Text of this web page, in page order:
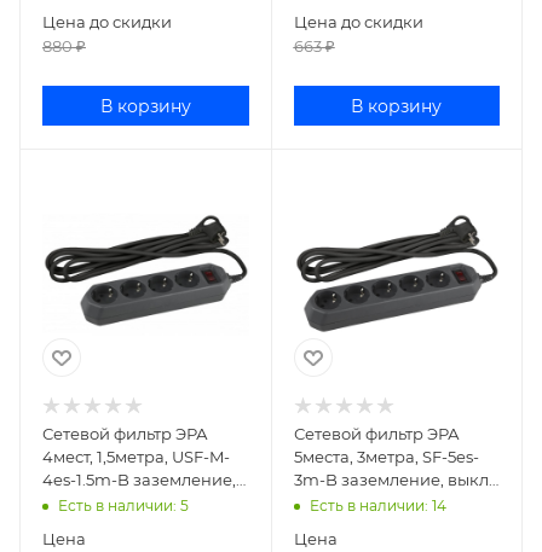
Цена до скидки
880₽
В корзину
Цена до скидки
663₽
В корзину
Сетевой фильтр ЭРА
4мест, 1,5метра, USF-M-
4es-1.5m-B заземление,
выкл, черный
Есть в наличии: 5
Цена
Сетевой фильтр ЭРА
5места, 3метра, SF-5es-
3m-B заземление, выкл.
черный
Есть в наличии: 14
Цена